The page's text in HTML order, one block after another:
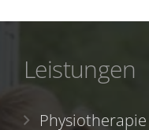
Leistungen
Physiotherapie